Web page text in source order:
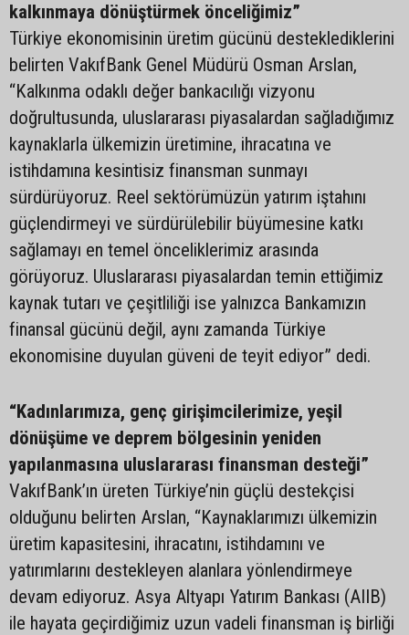
kalkınmaya dönüştürmek önceliğimiz”
Türkiye ekonomisinin üretim gücünü desteklediklerini
belirten VakıfBank Genel Müdürü Osman Arslan,
“Kalkınma odaklı değer bankacılığı vizyonu
doğrultusunda, uluslararası piyasalardan sağladığımız
kaynaklarla ülkemizin üretimine, ihracatına ve
istihdamına kesintisiz finansman sunmayı
sürdürüyoruz. Reel sektörümüzün yatırım iştahını
güçlendirmeyi ve sürdürülebilir büyümesine katkı
sağlamayı en temel önceliklerimiz arasında
görüyoruz. Uluslararası piyasalardan temin ettiğimiz
kaynak tutarı ve çeşitliliği ise yalnızca Bankamızın
finansal gücünü değil, aynı zamanda Türkiye
ekonomisine duyulan güveni de teyit ediyor” dedi.
“Kadınlarımıza, genç girişimcilerimize, yeşil
dönüşüme ve deprem bölgesinin yeniden
yapılanmasına uluslararası finansman desteği”
VakıfBank’ın üreten Türkiye’nin güçlü destekçisi
olduğunu belirten Arslan, “Kaynaklarımızı ülkemizin
üretim kapasitesini, ihracatını, istihdamını ve
yatırımlarını destekleyen alanlara yönlendirmeye
devam ediyoruz. Asya Altyapı Yatırım Bankası (AIIB)
ile hayata geçirdiğimiz uzun vadeli finansman iş birliği